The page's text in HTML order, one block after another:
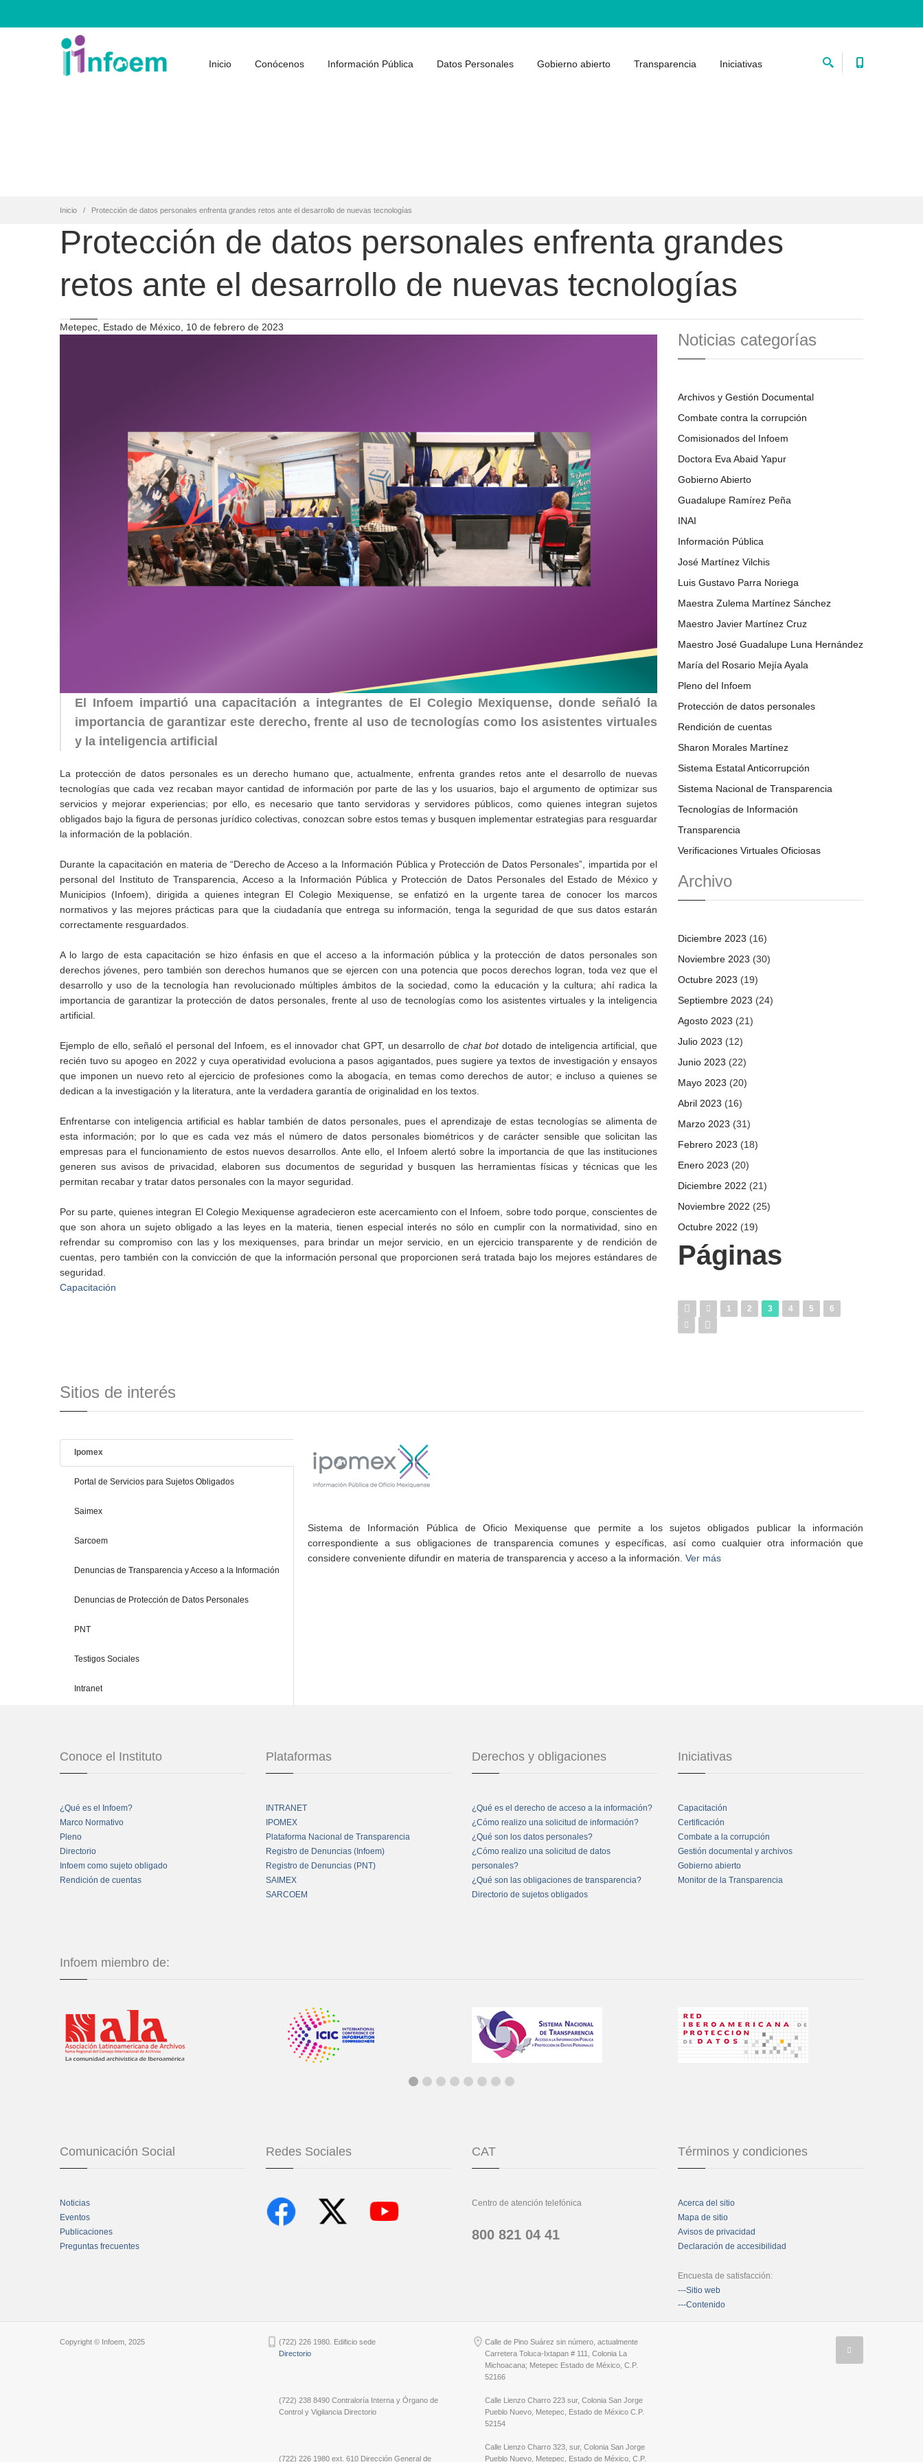
Inicio Conócenos Información Pública Datos Personales Gobierno abierto Transparencia Iniciativas
Inicio Protección de datos personales enfrenta grandes retos ante el desarrollo de nuevas tecnologías
Protección de datos personales enfrenta grandes
retos ante el desarrollo de nuevas tecnologías
Metepec, Estado de México, 10 de febrero de 2023
El Infoem impartió una capacitación a integrantes de El Colegio Mexiquense, donde señaló la
importancia de garantizar este derecho, frente al uso de tecnologías como los asistentes virtuales
y la inteligencia artificial
La protección de datos personales es un derecho humano que, actualmente, enfrenta grandes retos ante el desarrollo de nuevas
tecnologías que cada vez recaban mayor cantidad de información por parte de las y los usuarios, bajo el argumento de optimizar sus
servicios y mejorar experiencias; por ello, es necesario que tanto servidoras y servidores públicos, como quienes integran sujetos
obligados bajo la figura de personas jurídico colectivas, conozcan sobre estos temas y busquen implementar estrategias para resguardar
la información de la población.
Durante la capacitación en materia de “Derecho de Acceso a la Información Pública y Protección de Datos Personales”, impartida por el
personal del Instituto de Transparencia, Acceso a la Información Pública y Protección de Datos Personales del Estado de México y
Municipios (Infoem), dirigida a quienes integran El Colegio Mexiquense, se enfatizó en la urgente tarea de conocer los marcos
normativos y las mejores prácticas para que la ciudadanía que entrega su información, tenga la seguridad de que sus datos estarán
correctamente resguardados.
A lo largo de esta capacitación se hizo énfasis en que el acceso a la información pública y la protección de datos personales son
derechos jóvenes, pero también son derechos humanos que se ejercen con una potencia que pocos derechos logran, toda vez que el
desarrollo y uso de la tecnología han revolucionado múltiples ámbitos de la sociedad, como la educación y la cultura; ahí radica la
importancia de garantizar la protección de datos personales, frente al uso de tecnologías como los asistentes virtuales y la inteligencia
artificial.
Ejemplo de ello, señaló el personal del Infoem, es el innovador chat GPT, un desarrollo de chat bot dotado de inteligencia artificial, que
recién tuvo su apogeo en 2022 y cuya operatividad evoluciona a pasos agigantados, pues sugiere ya textos de investigación y ensayos
que imponen un nuevo reto al ejercicio de profesiones como la abogacía, en temas como derechos de autor; e incluso a quienes se
dedican a la investigación y la literatura, ante la verdadera garantía de originalidad en los textos.
Enfrentarse con inteligencia artificial es hablar también de datos personales, pues el aprendizaje de estas tecnologías se alimenta de
esta información; por lo que es cada vez más el número de datos personales biométricos y de carácter sensible que solicitan las
empresas para el funcionamiento de estos nuevos desarrollos. Ante ello, el Infoem alertó sobre la importancia de que las instituciones
generen sus avisos de privacidad, elaboren sus documentos de seguridad y busquen las herramientas físicas y técnicas que les
permitan recabar y tratar datos personales con la mayor seguridad.
Por su parte, quienes integran El Colegio Mexiquense agradecieron este acercamiento con el Infoem, sobre todo porque, conscientes de
que son ahora un sujeto obligado a las leyes en la materia, tienen especial interés no sólo en cumplir con la normatividad, sino en
refrendar su compromiso con las y los mexiquenses, para brindar un mejor servicio, en un ejercicio transparente y de rendición de
cuentas, pero también con la convicción de que la información personal que proporcionen será tratada bajo los mejores estándares de
seguridad.
Capacitación
Noticias categorías
Archivos y Gestión Documental
Combate contra la corrupción
Comisionados del Infoem
Doctora Eva Abaid Yapur
Gobierno Abierto
Guadalupe Ramírez Peña
INAI
Información Pública
José Martínez Vilchis
Luis Gustavo Parra Noriega
Maestra Zulema Martínez Sánchez
Maestro Javier Martínez Cruz
Maestro José Guadalupe Luna Hernández
María del Rosario Mejía Ayala
Pleno del Infoem
Protección de datos personales
Rendición de cuentas
Sharon Morales Martínez
Sistema Estatal Anticorrupción
Sistema Nacional de Transparencia
Tecnologías de Información
Transparencia
Verificaciones Virtuales Oficiosas
Archivo
Diciembre 2023 (16)
Noviembre 2023 (30)
Octubre 2023 (19)
Septiembre 2023 (24)
Agosto 2023 (21)
Julio 2023 (12)
Junio 2023 (22)
Mayo 2023 (20)
Abril 2023 (16)
Marzo 2023 (31)
Febrero 2023 (18)
Enero 2023 (20)
Diciembre 2022 (21)
Noviembre 2022 (25)
Octubre 2022 (19)
Páginas
1 2 3 4 5 6
Sitios de interés
Ipomex
Portal de Servicios para Sujetos Obligados
Saimex
Sarcoem
Denuncias de Transparencia y Acceso a la Información
Denuncias de Protección de Datos Personales
PNT
Testigos Sociales
Intranet
Sistema de Información Pública de Oficio Mexiquense que permite a los sujetos obligados publicar la información
correspondiente a sus obligaciones de transparencia comunes y específicas, así como cualquier otra información que
considere conveniente difundir en materia de transparencia y acceso a la información. Ver más
Conoce el Instituto
¿Qué es el Infoem?
Marco Normativo
Pleno
Directorio
Infoem como sujeto obligado
Rendición de cuentas
Plataformas
INTRANET
IPOMEX
Plataforma Nacional de Transparencia
Registro de Denuncias (Infoem)
Registro de Denuncias (PNT)
SAIMEX
SARCOEM
Derechos y obligaciones
¿Qué es el derecho de acceso a la información?
¿Cómo realizo una solicitud de información?
¿Qué son los datos personales?
¿Cómo realizo una solicitud de datos
personales?
¿Qué son las obligaciones de transparencia?
Directorio de sujetos obligados
Iniciativas
Capacitación
Certificación
Combate a la corrupción
Gestión documental y archivos
Gobierno abierto
Monitor de la Transparencia
Infoem miembro de:
Comunicación Social
Noticias
Eventos
Publicaciones
Preguntas frecuentes
Redes Sociales CAT
Centro de atención telefónica
800 821 04 41
Términos y condiciones
Acerca del sitio
Mapa de sitio
Avisos de privacidad
Declaración de accesibilidad
Encuesta de satisfacción:
---Sitio web
---Contenido
Copyright © Infoem, 2025
(722) 226 1980. Edificio sede
Directorio
(722) 238 8490 Contraloría Interna y Órgano de
Control y Vigilancia Directorio
(722) 226 1980 ext. 610 Dirección General de
Calle de Pino Suárez sin número, actualmente
Carretera Toluca-Ixtapan # 111, Colonia La
Michoacana; Metepec Estado de México, C.P.
52166
Calle Lienzo Charro 223 sur, Colonia San Jorge
Pueblo Nuevo, Metepec, Estado de México C.P.
52154
Calle Lienzo Charro 323, sur, Colonia San Jorge
Pueblo Nuevo, Metepec, Estado de México, C.P.